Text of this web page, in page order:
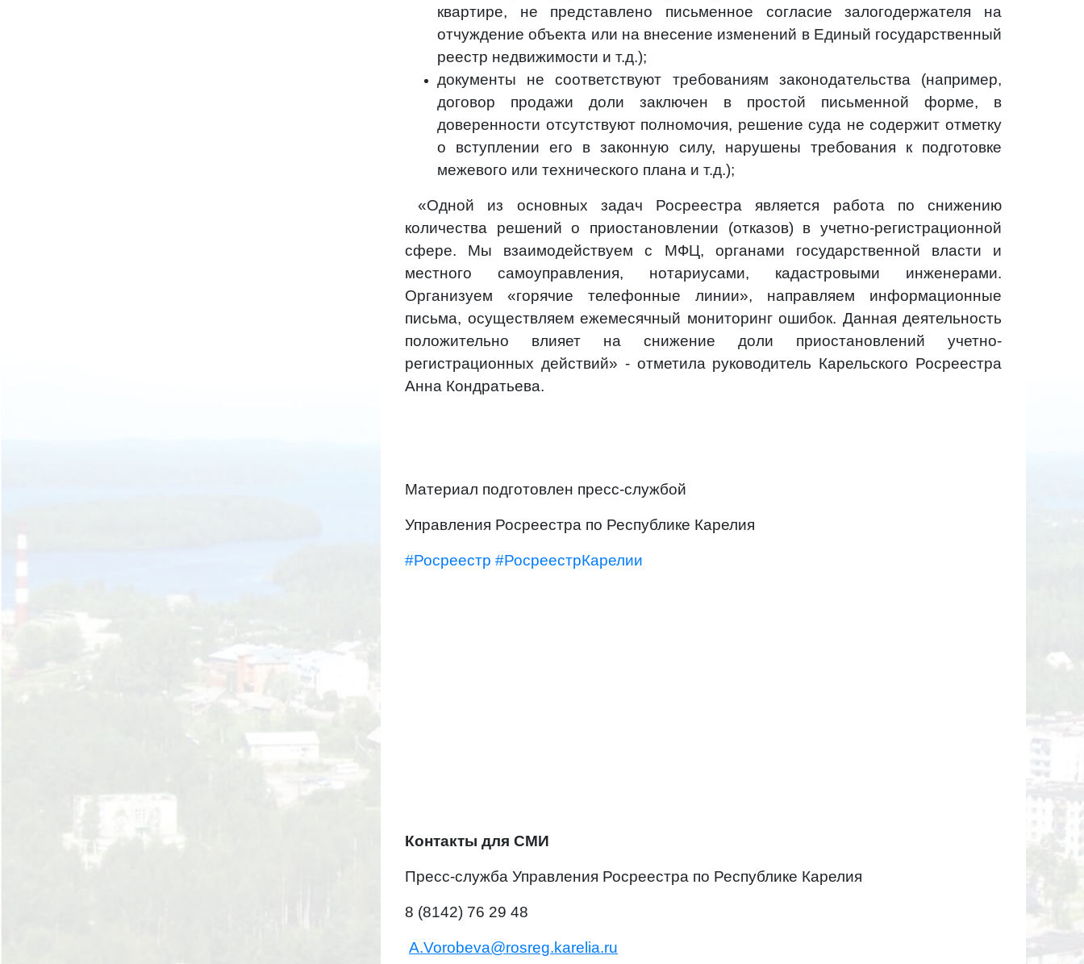
квартире, не представлено письменное согласие залогодержателя на
отчуждение объекта или на внесение изменений в Единый государственный
реестр недвижимости и т.д.);
документы не соответствуют требованиям законодательства (например,
договор продажи доли заключен в простой письменной форме, в
доверенности отсутствуют полномочия, решение суда не содержит отметку
о вступлении его в законную силу, нарушены требования к подготовке
межевого или технического плана и т.д.);
«Одной из основных задач Росреестра является работа по снижению
количества решений о приостановлении (отказов) в учетно-регистрационной
сфере. Мы взаимодействуем с МФЦ, органами государственной власти и
местного самоуправления, нотариусами, кадастровыми инженерами.
Организуем «горячие телефонные линии», направляем информационные
письма, осуществляем ежемесячный мониторинг ошибок. Данная деятельность
положительно влияет на снижение доли приостановлений учетно-
регистрационных действий» - отметила руководитель Карельского Росреестра
Анна Кондратьева.
Материал подготовлен пресс-службой
Управления Росреестра по Республике Карелия
#Росреестр #РосреестрКарелии
Контакты для СМИ
Пресс-служба Управления Росреестра по Республике Карелия
8 (8142) 76 29 48
A.Vorobeva@rosreg.karelia.ru